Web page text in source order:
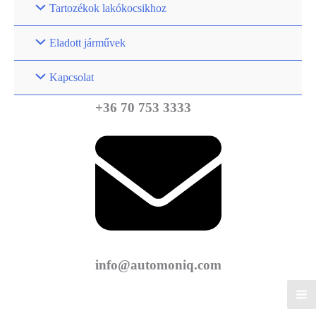
Tartozékok lakókocsikhoz
Eladott járművek
Kapcsolat
+36 70 753 3333
info@automoniq.com